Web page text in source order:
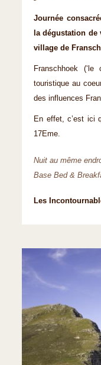
Journée
la dégustation
village de
Franschhoek
touristique au
des influences
En effet, c’est ici
17Eme.
Nuit au même
Base Bed &
Les